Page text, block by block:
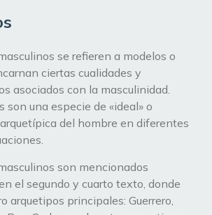
se refieren a modelos o
ciertas cualidades y
asociados con la masculinidad.
son una especie de «ideal» o
del hombre en diferentes
son mencionados
el segundo y cuarto texto, donde
arquetipos principales: Guerrero,